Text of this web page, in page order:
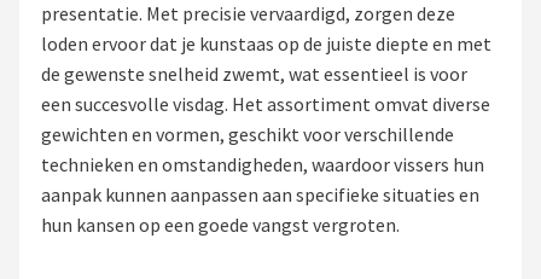
Kunstaas
Shop
Westin
Spro
presentatie. Met precisie vervaardigd, zorgen deze
loden ervoor dat je kunstaas op de juiste diepte en met
de gewenste snelheid zwemt, wat essentieel is voor
een succesvolle visdag. Het assortiment omvat diverse
gewichten en vormen, geschikt voor verschillende
technieken en omstandigheden, waardoor vissers hun
aanpak kunnen aanpassen aan specifieke situaties en
hun kansen op een goede vangst vergroten.